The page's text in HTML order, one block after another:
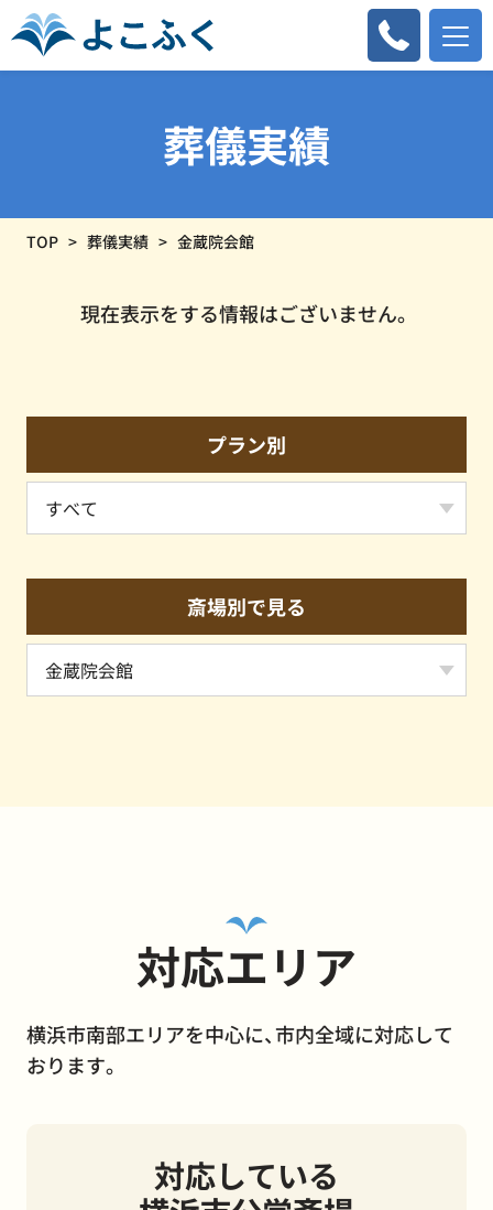
葬儀実績
TOP 葬儀実績 金蔵院会館
現在表示をする情報はございません。
プラン別
斎場別で見る
対応エリア
横浜市南部エリアを中心に、市内全域に対応して
おります。
対応している